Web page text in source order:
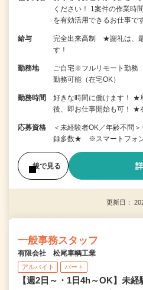
ください！ 1案件の作業時
を有効活用できるお仕事
給与
完全出来高制 ★謝礼は、
す！
勤務地
ご自宅※フルリモート勤務
勤務可能（在宅OK）
勤務時間
好きな時間に働けます！
後、即お仕事開始も可！
応募資格
＜未経験者OK／年齢不問
録多数★ ※スマートフォン
後で見る
更新日：
一般事務スタッフ
有限会社 松尾車輌工業
アルバイト パート
【週2日～・1日4h～OK】未